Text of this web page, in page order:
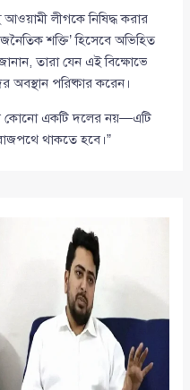
লীগকে নিষিদ্ধ করার
শক্তি’ হিসেবে অভিহিত
তারা যেন এই বিক্ষোভে
অবস্থান পরিষ্কার করেন।
একটি দলের নয়—এটি
থাকতে হবে।”